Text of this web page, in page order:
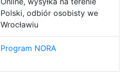
Polski, odbiór osobisty we
Wrocławiu
Program NORA